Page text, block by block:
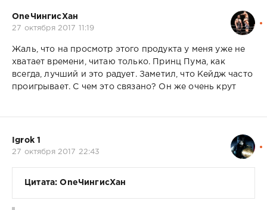
OneЧингисХан
27 октября 2017 11:19
Жаль, что на просмотр этого продукта у меня уже не
хватает времени, читаю только. Принц Пума, как
всегда, лучший и это радует. Заметил, что Кейдж часто
проигрывает. С чем это связано? Он же очень крут
Igrok 1
27 октября 2017 22:43
Цитата: OneЧингисХан